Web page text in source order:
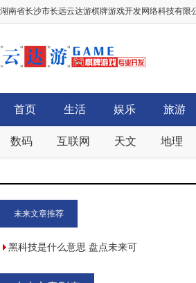
湖南省长沙市长远云达游棋牌游戏开发网络科技有
首页 生活 娱乐 旅游
数码 互联网 天文 地理
未来文章推荐
黑科技是什么意思 盘点未来可
能出现的十大黑科技